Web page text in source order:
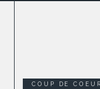
COUP DE COEUR